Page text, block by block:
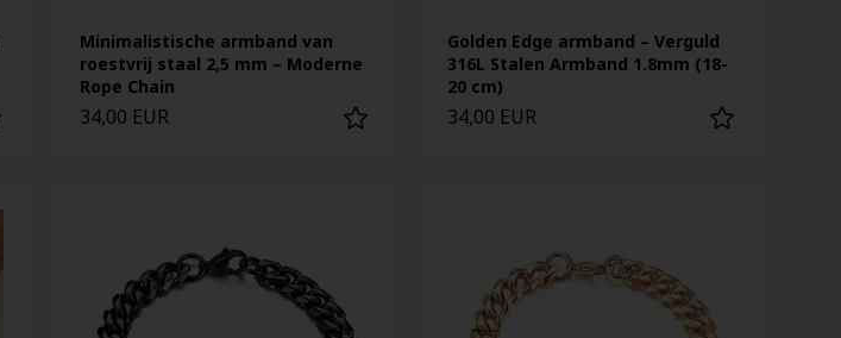
Minimalistische armband van
roestvrij staal 2,5 mm – Moderne
Rope Chain
34,00 EUR
Golden Edge armband – Verguld
316L Stalen Armband 1.8mm (18-
20 cm)
34,00 EUR